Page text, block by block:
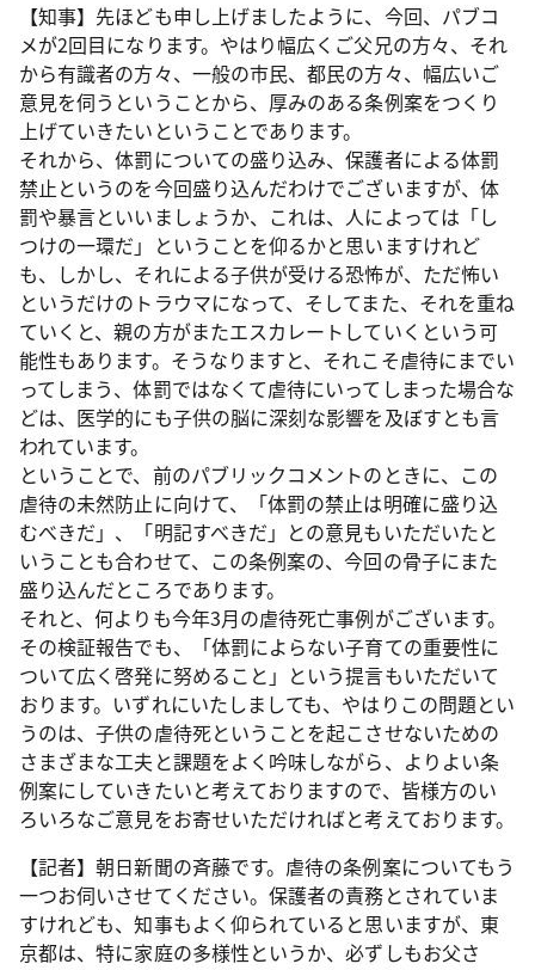
【知事】先ほども申し上げましたように、今回、パブコ
メが2回目になります。やはり幅広くご父兄の方々、それ
から有識者の方々、一般の市民、都民の方々、幅広いご
意見を伺うということから、厚みのある条例案をつくり
上げていきたいということであります。
それから、体罰についての盛り込み、保護者による体罰
禁止というのを今回盛り込んだわけでございますが、体
罰や暴言といいましょうか、これは、人によっては「し
つけの一環だ」ということを仰るかと思いますけれど
も、しかし、それによる子供が受ける恐怖が、ただ怖い
というだけのトラウマになって、そしてまた、それを重ね
ていくと、親の方がまたエスカレートしていくという可
能性もあります。そうなりますと、それこそ虐待にまでい
ってしまう、体罰ではなくて虐待にいってしまった場合な
どは、医学的にも子供の脳に深刻な影響を及ぼすとも言
われています。
ということで、前のパブリックコメントのときに、この
虐待の未然防止に向けて、「体罰の禁止は明確に盛り込
むべきだ」、「明記すべきだ」との意見もいただいたと
いうことも合わせて、この条例案の、今回の骨子にまた
盛り込んだところであります。
それと、何よりも今年3月の虐待死亡事例がございます。
その検証報告でも、「体罰によらない子育ての重要性に
ついて広く啓発に努めること」という提言もいただいて
おります。いずれにいたしましても、やはりこの問題とい
うのは、子供の虐待死ということを起こさせないための
さまざまな工夫と課題をよく吟味しながら、よりよい条
例案にしていきたいと考えておりますので、皆様方のい
ろいろなご意見をお寄せいただければと考えております。
【記者】朝日新聞の斉藤です。虐待の条例案についてもう
一つお伺いさせてください。保護者の責務とされていま
すけれども、知事もよく仰られていると思いますが、東
京都は、特に家庭の多様性というか、必ずしもお父さ